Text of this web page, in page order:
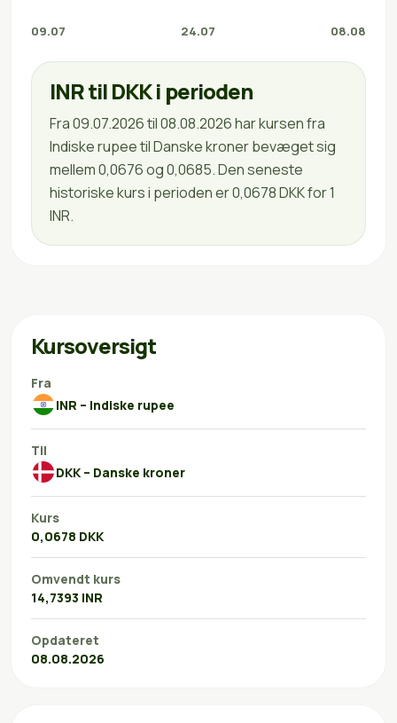
09.07 24.07 08.08
INR til DKK i perioden
Fra 09.07.2026 til 08.08.2026 har kursen fra
Indiske rupee til Danske kroner bevæget sig
mellem 0,0676 og 0,0685. Den seneste
historiske kurs i perioden er 0,0678 DKK for 1
INR.
Kursoversigt
Fra
INR – Indiske rupee
Til
DKK – Danske kroner
Kurs
0,0678 DKK
Omvendt kurs
14,7393 INR
Opdateret
08.08.2026